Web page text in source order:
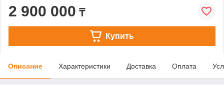
2 900 000 ₸
Купить
Описание Характеристики Доставка Оплата